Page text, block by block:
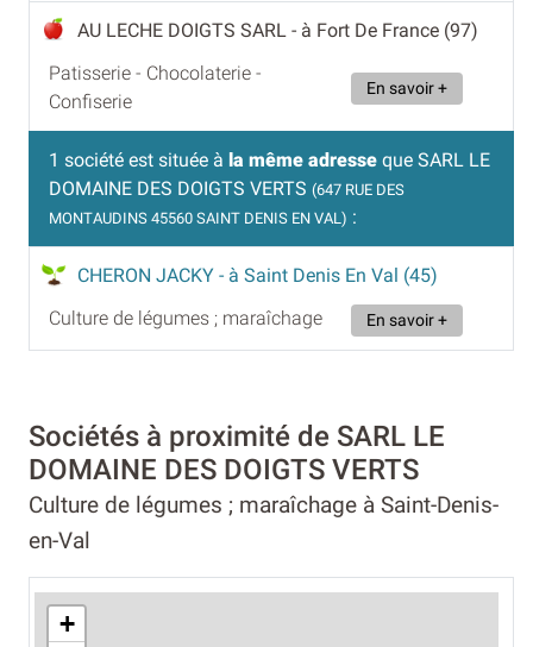
AU LECHE DOIGTS SARL - à Fort De France (97)
Patisserie - Chocolaterie -
Confiserie
En savoir +
1 société est située à la même adresse que SARL LE
DOMAINE DES DOIGTS VERTS (647 RUE DES
MONTAUDINS 45560 SAINT DENIS EN VAL) :
CHERON JACKY - à Saint Denis En Val (45)
Culture de légumes ; maraîchage
En savoir +
Sociétés à proximité de SARL LE
DOMAINE DES DOIGTS VERTS
Culture de légumes ; maraîchage à Saint-Denis-
en-Val
+